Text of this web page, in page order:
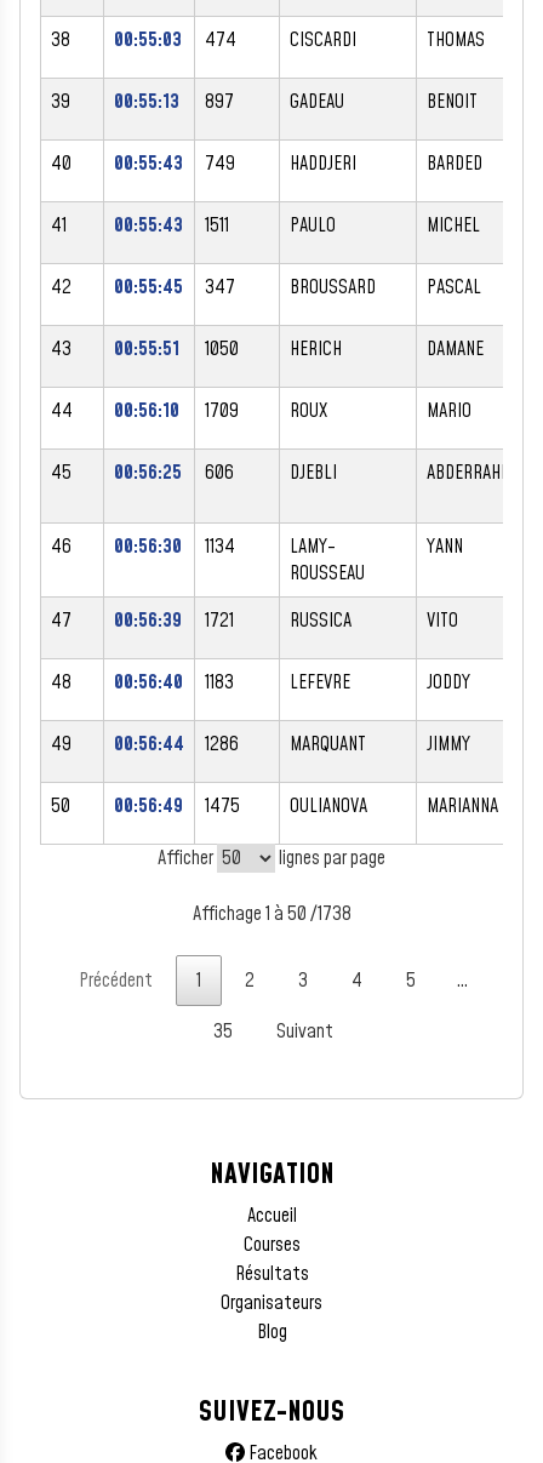
38 00:55:03 474 CISCARDI THOMAS
39 00:55:13 897 GADEAU BENOIT
40 00:55:43 749 HADDJERI BARDED
41 00:55:43 1511 PAULO MICHEL
42 00:55:45 347 BROUSSARD PASCAL
43 00:55:51 1050 HERICH DAMANE
44 00:56:10 1709 ROUX MARIO
45 00:56:25 606 DJEBLI ABDERRAHIM
46 00:56:30 1134
LAMY-
ROUSSEAU
YANN
47 00:56:39 1721 RUSSICA VITO
48 00:56:40 1183 LEFEVRE JODDY
49 00:56:44 1286 MARQUANT JIMMY
50 00:56:49 1475 OULIANOVA MARIANNA
Afficher
lignes par page
Affichage 1 à 50 /1738
Précédent 1 2 3 4 5
…
35
Suivant
NAVIGATION
Accueil
Courses
Résultats
Organisateurs
Blog
SUIVEZ-NOUS
Facebook